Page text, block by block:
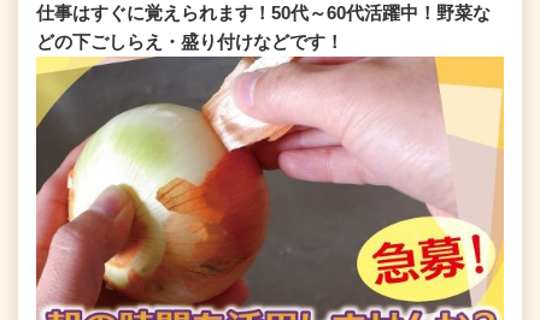
仕事はすぐに覚えられます！50代～60代活躍中！野菜な
どの下ごしらえ・盛り付けなどです！